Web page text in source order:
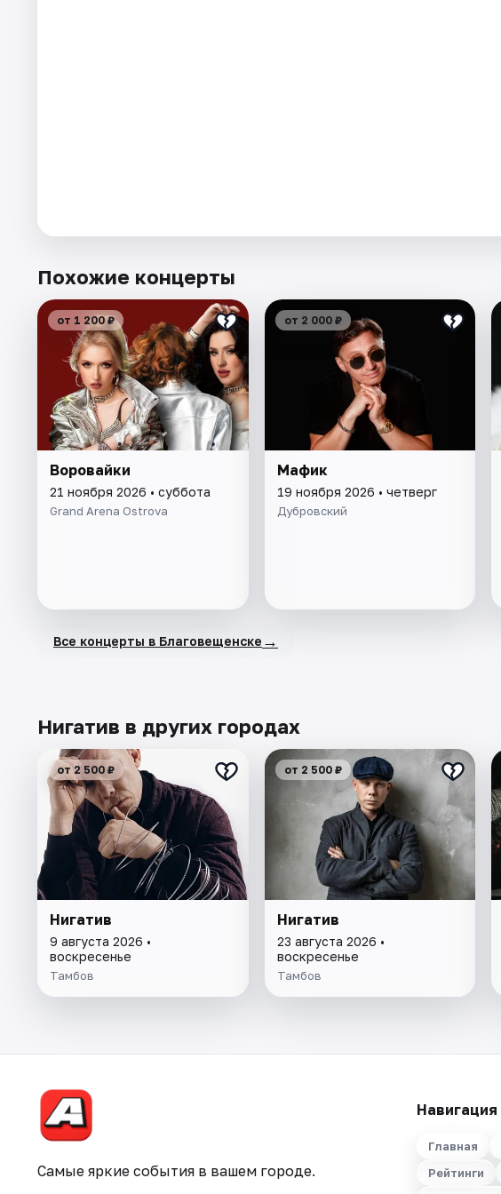
Похожие концерты
от 1 200 ₽
Воровайки
21 ноября 2026 • суббота
Grand Arena Ostrova
от 2 000 ₽
Мафик
19 ноября 2026 • четверг
Дубровский
Все концерты в Благовещенске →
Нигатив в других городах
от 2 500 ₽
Нигатив
9 августа 2026 •
воскресенье
Тамбов
от 2 500 ₽
Нигатив
23 августа 2026 •
воскресенье
Тамбов
Самые яркие события в вашем городе.
Навигация
Главная
Рейтинги